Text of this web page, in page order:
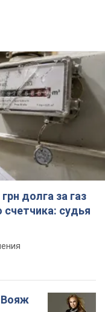
долга за газ
счетчика: судья
Вояж